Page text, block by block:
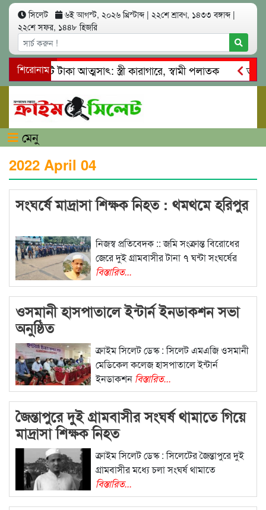
সিলেট ৬ই আগস্ট, ২০২৬ খ্রিস্টাব্দ | ২২শে শ্রাবণ, ১৪৩৩ বঙ্গাব্দ |
২২শে সফর, ১৪৪৮ হিজরি
শিরোনাম
কোটি টাকা আত্মসাৎ: স্ত্রী কারাগারে, স্বামী পলাতক
ও শ্রমিকদের মারধর
নগরীতে কোটি টাকার সম্পত্তি
মেনু
2022 April 04
সংঘর্ষে মাদ্রাসা শিক্ষক নিহত : থমথমে হরিপুর
নিজস্ব প্রতিবেদক :: জমি সংক্রান্ত বিরোধের
জেরে দুই গ্রামবাসীর টানা ৭ ঘন্টা সংঘর্ষের
বিস্তারিত...
ওসমানী হাসপাতালে ইন্টার্ন ইনডাকশন সভা
অনুষ্ঠিত
ক্রাইম সিলেট ডেস্ক : সিলেট এমএজি ওসমানী
মেডিকেল কলেজ হাসপাতালে ইন্টার্ন
ইনডাকশন বিস্তারিত...
জৈন্তাপুরে দুই গ্রামবাসীর সংঘর্ষ থামাতে গিয়ে
মাদ্রাসা শিক্ষক নিহত
ক্রাইম সিলেট ডেস্ক : সিলেটের জৈন্তাপুরে দুই
গ্রামবাসীর মধ্যে চলা সংঘর্ষ থামাতে
বিস্তারিত...